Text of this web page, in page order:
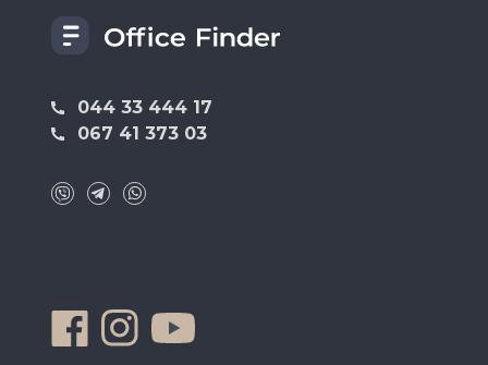
044 33 444 17
067 41 373 03